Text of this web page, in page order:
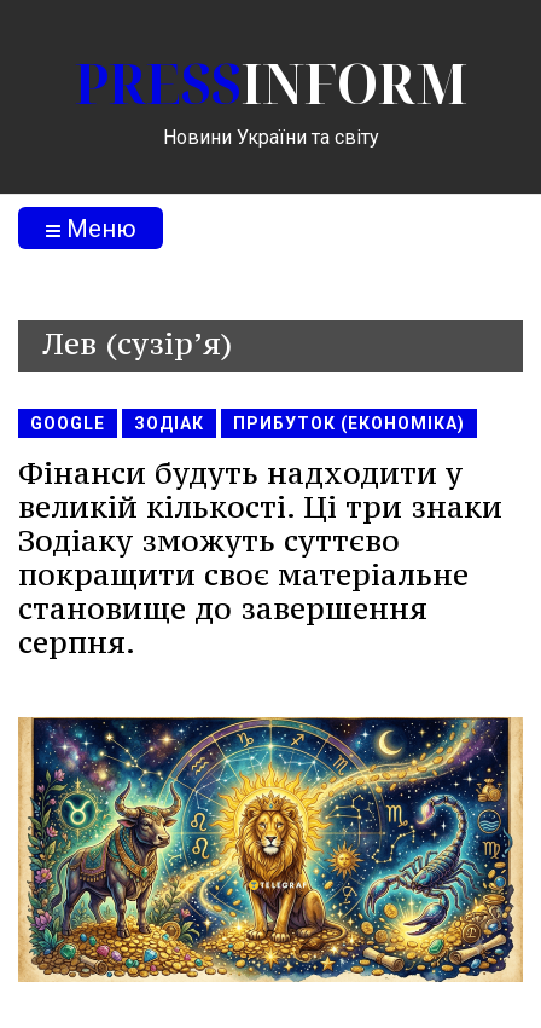
PRESSINFORM
Новини України та світу
Меню
Лев (сузір’я)
GOOGLE ЗОДІАК ПРИБУТОК (ЕКОНОМІКА)
Фінанси будуть надходити у
великій кількості. Ці три знаки
Зодіаку зможуть суттєво
покращити своє матеріальне
становище до завершення
серпня.